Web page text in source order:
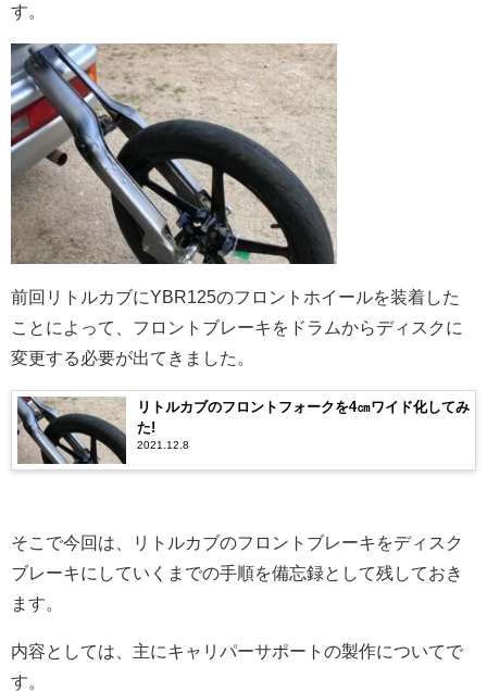
す。
前回リトルカブにYBR125のフロントホイールを装着した
ことによって、フロントブレーキをドラムからディスクに
変更する必要が出てきました。
リトルカブのフロントフォークを4㎝ワイド化してみ
た!
2021.12.8
そこで今回は、リトルカブのフロントブレーキをディスク
ブレーキにしていくまでの手順を備忘録として残しておき
ます。
内容としては、主にキャリパーサポートの製作についてで
す。